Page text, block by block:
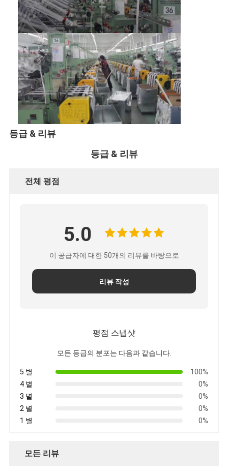
회사 소개
공장 견학
품질 관리
문의하기
등급 & 리뷰
등급 & 리뷰
전체 평점
5.0
이 공급자에 대한 50개의 리뷰를 바탕으로
리뷰 작성
평점 스냅샷
모든 등급의 분포는 다음과 같습니다.
5 별
100%
4 별
0%
3 별
0%
2 별
0%
1 별
0%
모든 리뷰